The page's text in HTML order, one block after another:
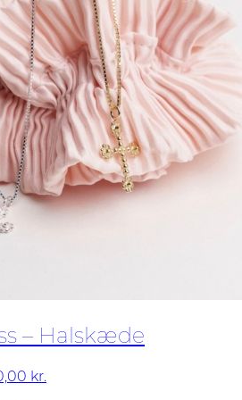
– Halskæde
kr.